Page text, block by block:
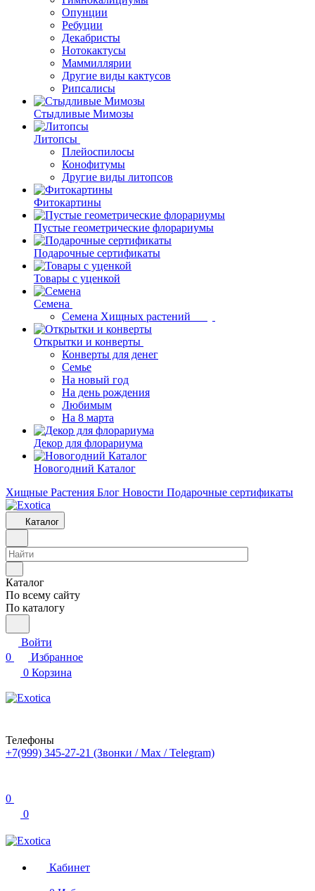
Опунции
Ребуции
Декабристы
Нотокактусы
Маммиллярии
Другие виды кактусов
Рипсалисы
Стыдливые Мимозы
Литопсы
Плейоспилосы
Конофитумы
Другие виды литопсов
Фитокартины
Пустые геометрические флорариумы
Подарочные сертификаты
Товары с уценкой
Семена
Семена Хищных растений
Открытки и конверты
Конверты для денег
Семье
На новый год
На день рождения
Любимым
На 8 марта
Декор для флорариума
Новогодний Каталог
Хищные Растения Блог Новости Подарочные сертификаты
Каталог
Каталог
По всему сайту
По каталогу
Войти
0
Избранное
0 Корзина
Телефоны
+7(999) 345-27-21 (Звонки / Max / Telegram)
0
0
Кабинет